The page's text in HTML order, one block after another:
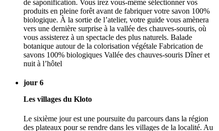
de saponification. Vous irez vous-même sélectionner vos
produits en pleine forêt avant de fabriquer votre savon 100%
biologique. À la sortie de l’atelier, votre guide vous amènera
vers une dernière surprise à la vallée des chauves-souris, où
vous assisterez à un spectacle des plus naturels. Balade
botanique autour de la colorisation végétale Fabrication de
savons 100% biologiques Vallée des chauves-souris Dîner et
nuit à l’hôtel
jour 6
Les villages du Kloto
Le sixième jour est une poursuite du parcours dans la région
des plateaux pour se rendre dans les villages de la localité. Au